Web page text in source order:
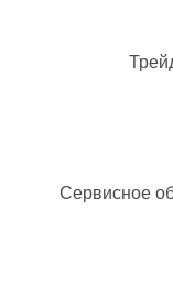
Сервисное